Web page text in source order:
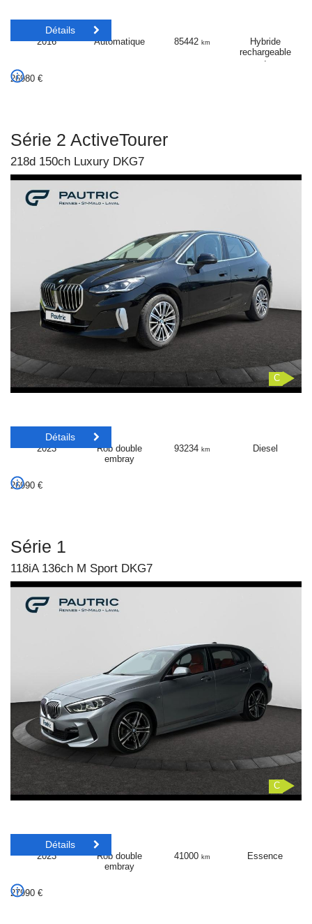
2016 Automatique 85442km
Hybride
rechargeable
:
26980 €
Détails
Série 2 ActiveTourer
218d 150ch Luxury DKG7
C
2023
Rob double
embray
93234km Diesel
26990 €
Détails
Série 1
118iA 136ch M Sport DKG7
C
2023
Rob double
embray
41000km Essence
27990 €
Détails